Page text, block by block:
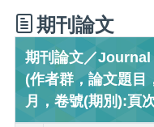
期刊論文
期刊論文／
(作者群，論文題目
月，卷號(期別):頁